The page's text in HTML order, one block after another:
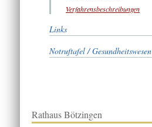
Verfahrensbeschreibungen
Links
Notruftafel / Gesundheitswesen
Rathaus Bötzingen